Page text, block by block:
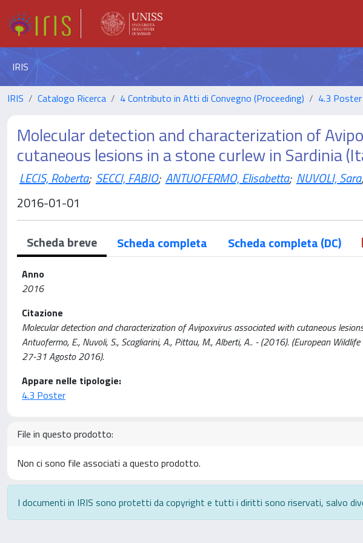
IRIS
IRIS Catalogo Ricerca 4 Contributo in Atti di Convegno (Proceeding) 4.3 Poster
Molecular detection and characterization of
cutaneous lesions in a stone curlew in Sardinia
LECIS, Roberta; SECCI, FABIO; ANTUOFERMO, Elisabetta; NUVOLI, Sara;
2016-01-01
Scheda breve Scheda completa Scheda completa (DC)
Anno
2016
Citazione
Molecular detection and characterization of Avipoxvirus associated with cutaneous
Antuofermo, E., Nuvoli, S., Scagliarini, A., Pittau, M., Alberti, A.. - (2016). (European
27-31 Agosto 2016).
Appare nelle tipologie:
4.3 Poster
File in questo prodotto:
Non ci sono file associati a questo prodotto.
I documenti in IRIS sono protetti da copyright e tutti i diritti sono riservati, salvo